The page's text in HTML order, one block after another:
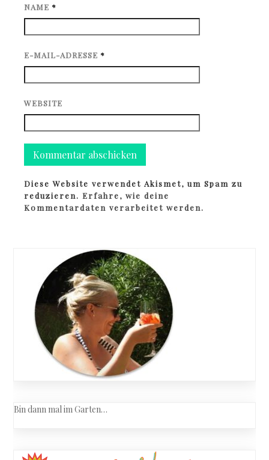
NAME *
E-MAIL-ADRESSE *
WEBSITE
Diese Website verwendet Akismet, um Spam zu
reduzieren.Erfahre, wie deine
Kommentardaten verarbeitet werden.
Bin dann mal im Garten…